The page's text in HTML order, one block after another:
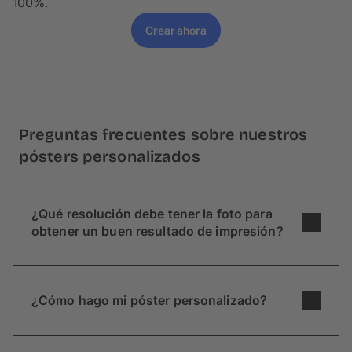
Crear ahora
Preguntas frecuentes sobre nuestros
pósters personalizados
¿Qué resolución debe tener la foto para
obtener un buen resultado de impresión?
Los grandes formatos requieren una alta
resolución. Para un póster personalizado de 150
× 100 cm, tu foto debe tener una resolución de al
¿Cómo hago mi póster personalizado?
En primer lugar, sube una o varias fotos